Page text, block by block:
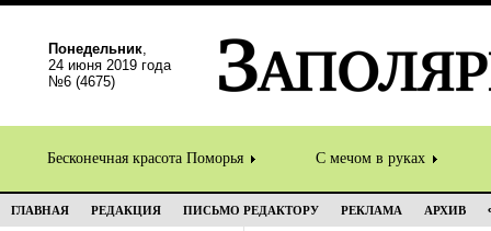
Понедельник,
24 июня 2019 года
№6 (4675)
Бесконечная красота Поморья С мечом в руках
ГЛАВНАЯ РЕДАКЦИЯ ПИСЬМО РЕДАКТОРУ РЕКЛАМА АРХИВ